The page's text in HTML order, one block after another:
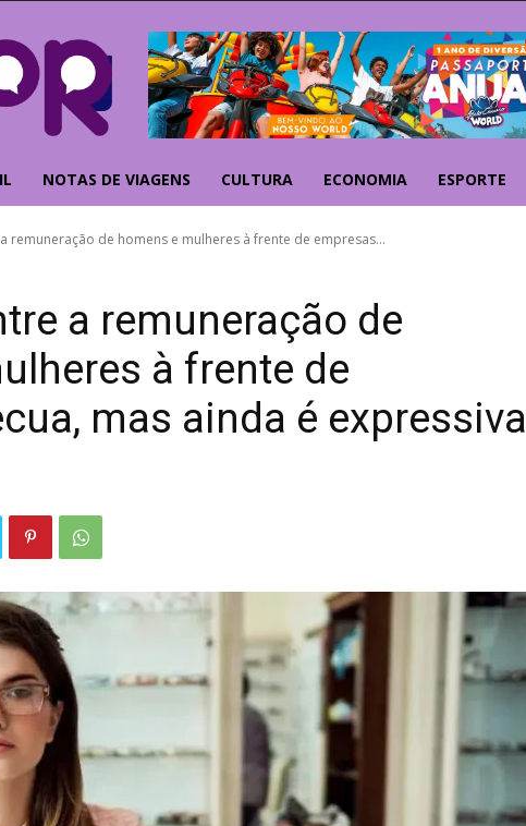
NOTAS DE VIAGENS CULTURA ECONOMIA ESPORTE
remuneração de homens e mulheres à frente de empresas...
a remuneração de
à frente de
mas ainda é expressiva